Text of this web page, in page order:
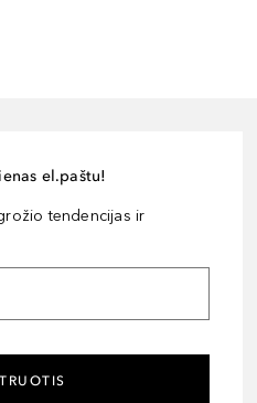
el.paštu!
tendencijas ir